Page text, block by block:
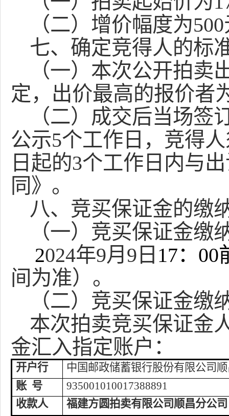
（二）增价幅度为500
七、确定竞得人的标
（一）本次公开拍卖
定，出价最高的报价者
（二）成交后当场
公示5个工作日，竞得
日起的3个工作日内与
同》。
八、竞买保证金的缴
（一）竞买保证金缴
2024年9月 9 日 17：00
间为准）。
（二）竞买保证金缴
本次拍卖竞买保证金
金汇入指定账户：
开户行
中国邮政储蓄银行股份有限公司
账 号
935001010017388891
收款人
福建方圆拍卖有限公司顺昌分公司